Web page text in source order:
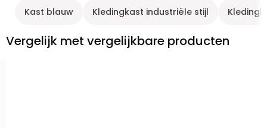
Kast blauw Kledingkast industriële stijl
Vergelijk met vergelijkbare producten